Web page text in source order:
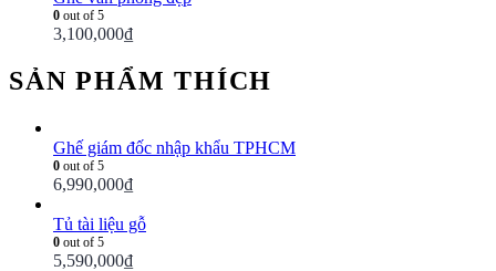
0 out of 5
3,100,000₫
SẢN PHẨM THÍCH
Ghế giám đốc nhập khẩu TPHCM
0 out of 5
6,990,000₫
Tủ tài liệu gỗ
0 out of 5
5,590,000₫